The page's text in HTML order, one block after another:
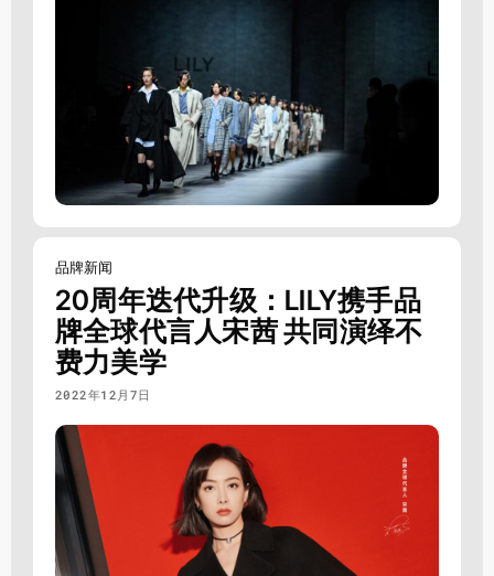
品牌新闻
20周年迭代升级：LILY携手品
牌全球代言人宋茜 共同演绎不
费力美学
2022年12月7日